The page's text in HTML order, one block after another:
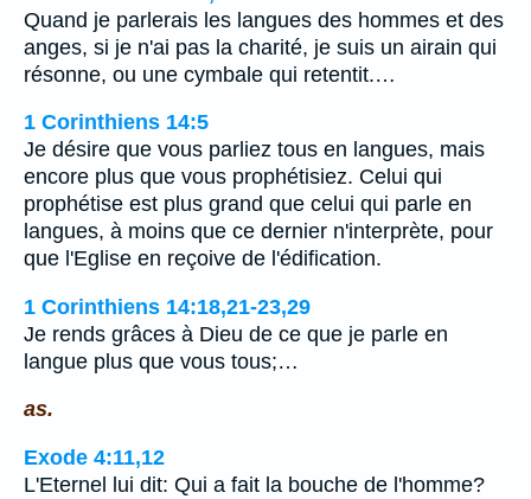
Quand je parlerais les langues des hommes et des
anges, si je n'ai pas la charité, je suis un airain qui
résonne, ou une cymbale qui retentit.…
1 Corinthiens 14:5
Je désire que vous parliez tous en langues, mais
encore plus que vous prophétisiez. Celui qui
prophétise est plus grand que celui qui parle en
langues, à moins que ce dernier n'interprète, pour
que l'Eglise en reçoive de l'édification.
1 Corinthiens 14:18,21-23,29
Je rends grâces à Dieu de ce que je parle en
langue plus que vous tous;…
as.
Exode 4:11,12
L'Eternel lui dit: Qui a fait la bouche de l'homme?